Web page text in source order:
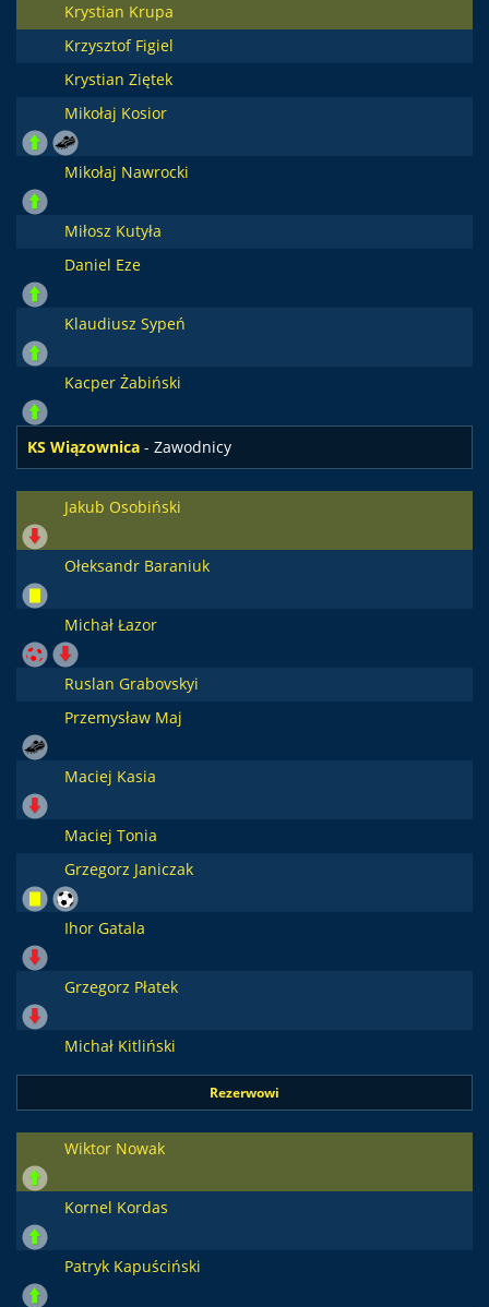
Krystian Krupa
Krzysztof Figiel
Krystian Ziętek
Mikołaj Kosior
Mikołaj Nawrocki
Miłosz Kutyła
Daniel Eze
Klaudiusz Sypeń
Kacper Żabiński
KS Wiązownica - Zawodnicy
Jakub Osobiński
Ołeksandr Baraniuk
Michał Łazor
Ruslan Grabovskyi
Przemysław Maj
Maciej Kasia
Maciej Tonia
Grzegorz Janiczak
Ihor Gatala
Grzegorz Płatek
Michał Kitliński
Rezerwowi
Wiktor Nowak
Kornel Kordas
Patryk Kapuściński